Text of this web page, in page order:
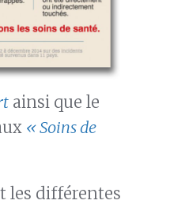
ainsi que le
« Soins de
les différentes